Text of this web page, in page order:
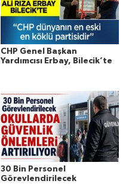
CHP Genel Başkan
Yardımcısı Erbay, Bilecik’te
30 Bin Personel
Görevlendirilecek